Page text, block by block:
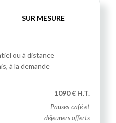
SUR MESURE
ou à distance
à la demande
1090 € H.T.
Pauses-café et
déjeuners offerts